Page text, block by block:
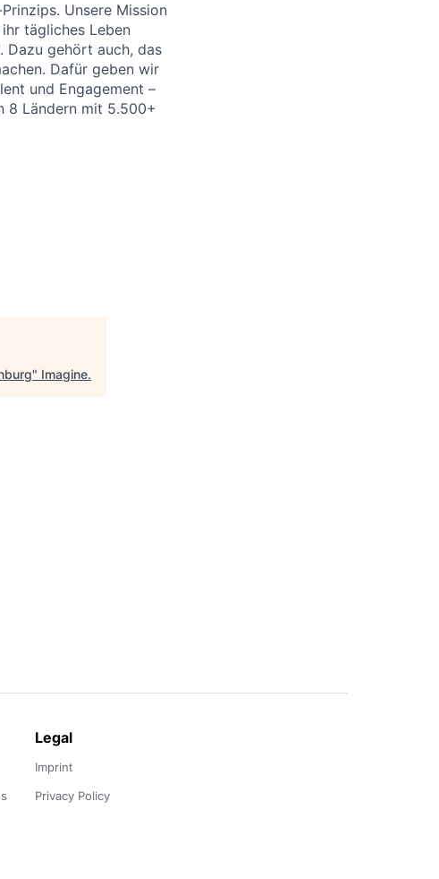
Unsere Mission
tägliches Leben
Dazu gehört auch, das
Dafür geben wir
und Engagement –
8 Ländern mit 5.500+
" Imagine.
Legal
Imprint
Privacy Policy